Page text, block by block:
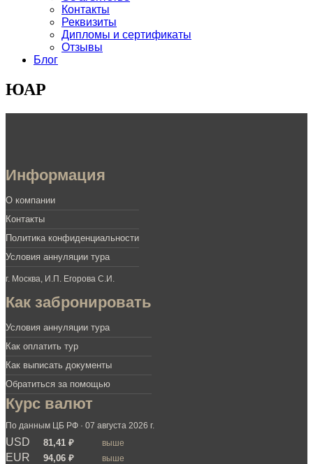
Контакты
Реквизиты
Дипломы и сертификаты
Отзывы
Блог
ЮАР
Информация
О компании
Контакты
Политика конфиденциальности
Условия аннуляции тура
г. Москва, И.П. Егорова С.И.
Как забронировать
Условия аннуляции тура
Как оплатить тур
Как выписать документы
Обратиться за помощью
Курс валют
По данным ЦБ РФ · 07 августа 2026 г.
USD 81,41 ₽ выше
EUR 94,06 ₽ выше